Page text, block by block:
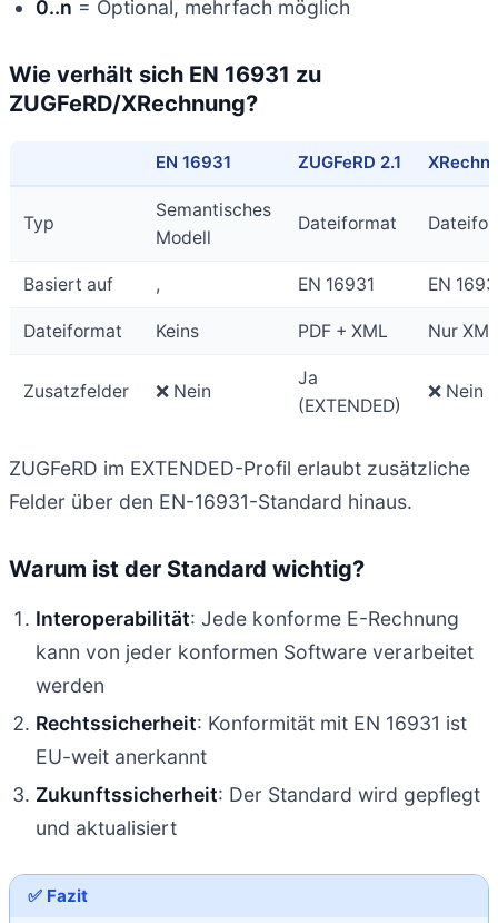
0..n = Optional, mehrfach möglich
Wie verhält sich EN 16931 zu
ZUGFeRD/XRechnung?
EN 16931 ZUGFeRD 2.1
Typ
Semantisches
Modell
Dateiformat
Basiert auf , EN 16931 EN
Dateiformat Keins PDF + XML Nur XML
Zusatzfelder ❌ Nein
Ja
(EXTENDED)
❌ Nein
ZUGFeRD im EXTENDED-Profil erlaubt zusätzliche
Felder über den EN-16931-Standard hinaus.
Warum ist der Standard wichtig?
Interoperabilität: Jede konforme E-Rechnung
kann von jeder konformen Software verarbeitet
werden
Rechtssicherheit: Konformität mit EN 16931 ist
EU-weit anerkannt
Zukunftssicherheit: Der Standard wird gepflegt
und aktualisiert
✅ Fazit